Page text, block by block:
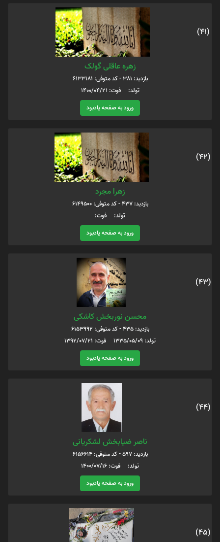
(41)
زهره عاقلی گولک
بازدید: 381 - کد متوفی: 6133181
تولد: فوت: 1400/04/21
ورود به صفحه یادبود
(42)
زهرا مجرد
بازدید: 437 - کد متوفی: 6149500
تولد: فوت:
ورود به صفحه یادبود
(43)
محسن نوربخش کاشکی
بازدید: 435 - کد متوفی: 6153992
تولد: 1335/05/09 فوت: 1392/07/21
ورود به صفحه یادبود
(44)
ناصر ضیابخش لشکریانی
بازدید: 597 - کد متوفی: 6156614
تولد: فوت: 1400/07/16
ورود به صفحه یادبود
(45)